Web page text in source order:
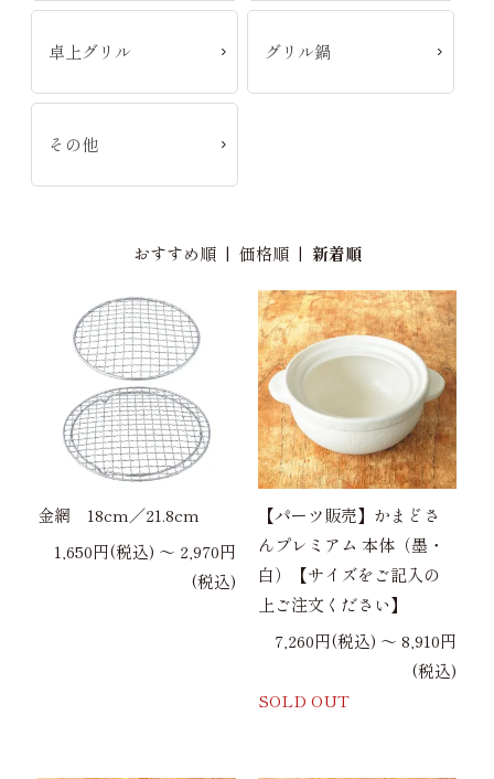
卓上グリル グリル鍋
その他
おすすめ順| 価格順| 新着順
金網 18cm／21.8cm
1,650円(税込) 〜 2,970円
(税込)
【パーツ販売】かまどさ
んプレミアム 本体（墨・
白）【サイズをご記入の
上ご注文ください】
7,260円(税込) 〜 8,910円
(税込)
SOLD OUT